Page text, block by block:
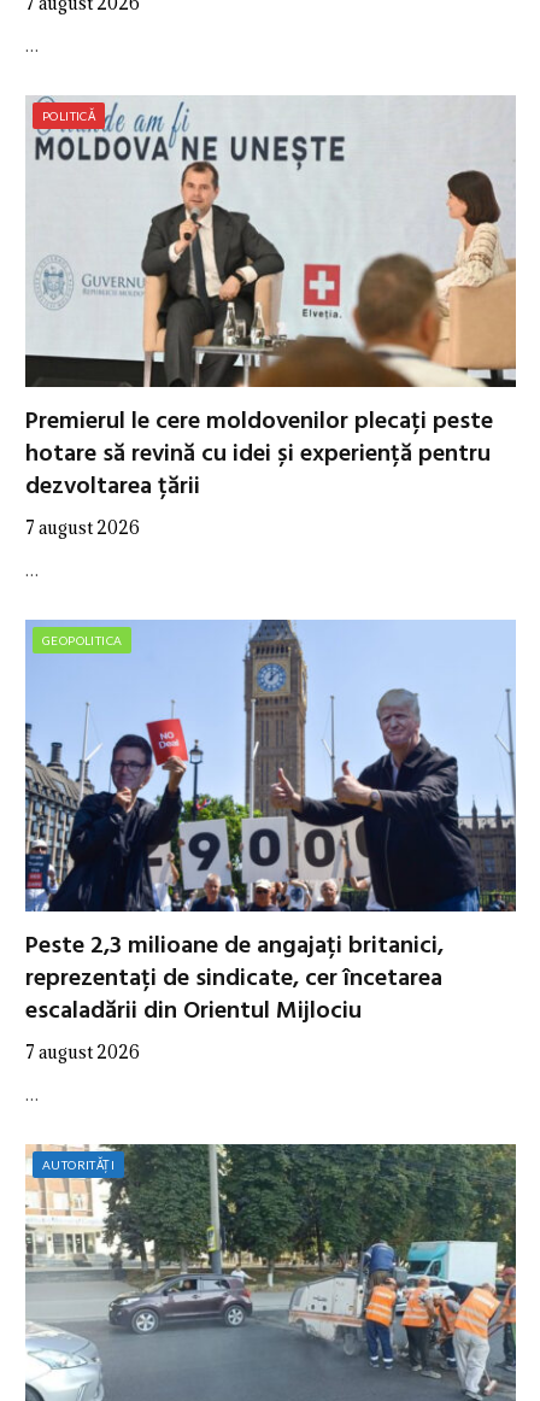
…
POLITICĂ
Premierul le cere moldovenilor plecați peste
hotare să revină cu idei și experiență pentru
dezvoltarea țării
7 august 2026
…
GEOPOLITICA
Peste 2,3 milioane de angajați britanici,
reprezentați de sindicate, cer încetarea
escaladării din Orientul Mijlociu
7 august 2026
…
AUTORITĂȚI